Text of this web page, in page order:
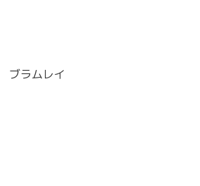
ブラムレイ